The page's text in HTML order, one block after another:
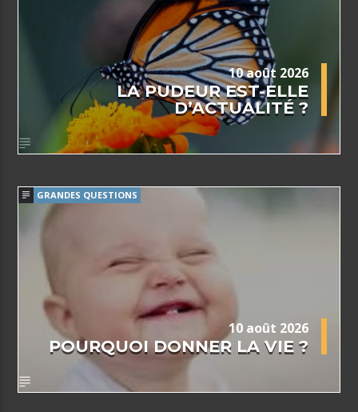
10 août 2026
LA PUDEUR EST-ELLE
D’ACTUALITÉ ?
GRANDES QUESTIONS
10 août 2026
POURQUOI DONNER LA VIE ?